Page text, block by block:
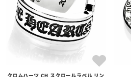
クロムハーツ CH スクロールラベル リン